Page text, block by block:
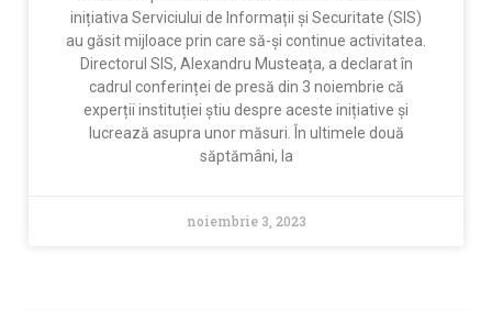
inițiativa Serviciului de Informații și Securitate (SIS)
au găsit mijloace prin care să-și continue activitatea.
Directorul SIS, Alexandru Musteața, a declarat în
cadrul conferinței de presă din 3 noiembrie că
experții instituției știu despre aceste inițiative și
lucrează asupra unor măsuri. În ultimele două
săptămâni, la
noiembrie 3, 2023